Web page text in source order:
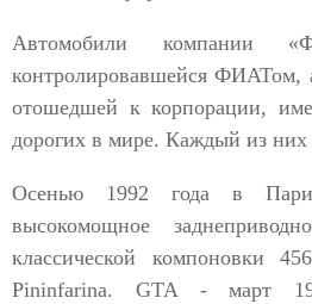
Автомобили компании
контролировавшейся ФИАТом,
отошедшей к корпорации,
дорогих в мире. Каждый из них
Осенью 1992 года в
высокомощное
классической компоновки
Pininfarina. GTA - март